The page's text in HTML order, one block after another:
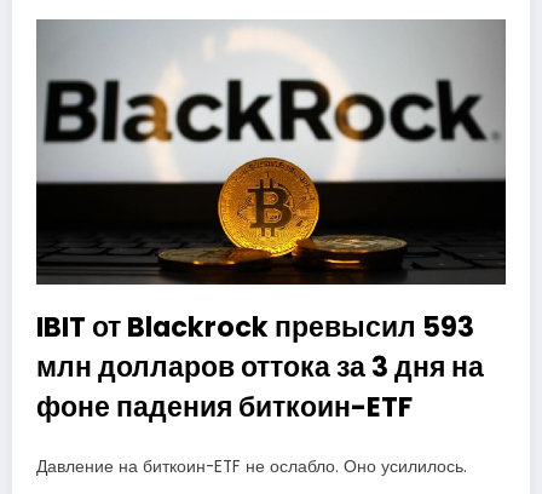
IBIT от Blackrock превысил 593
млн долларов оттока за 3 дня на
фоне падения биткоин-ETF
Давление на биткоин-ETF не ослабло. Оно усилилось.